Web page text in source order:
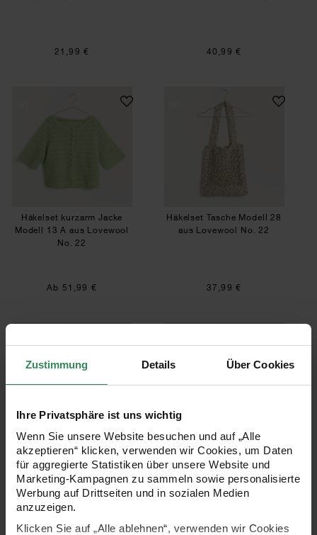
Zustimmung Details Über Cookies
Ihre Privatsphäre ist uns wichtig
Wenn Sie unsere Website besuchen und auf „Alle
akzeptieren“ klicken, verwenden wir Cookies, um Daten
für aggregierte Statistiken über unsere Website und
Marketing-Kampagnen zu sammeln sowie personalisierte
Werbung auf Drittseiten und in sozialen Medien
anzuzeigen.
Klicken Sie auf „Alle ablehnen“, verwenden wir Cookies
21,99 € 40,99 €
Häkelset kurzarm Jacke Modell 13 A aus
Häkelset kurzarm Jacke
Modell 13 A aus Lovewool
No. 22
Ab 51,99 €
Häkelset Tasche
Häkelset Tasche Modell 28
aus Lovewool No. 22
37,99 €
Häkelset Hemdkleid Modell 25 aus Lovewool
Häkelset Hemdkleid Modell
25 aus Lovewool No. 22
85,99 €
Häkelset Tasche
Häkelset Tasche Modell 05
aus Lovewool No. 22
45,99 €